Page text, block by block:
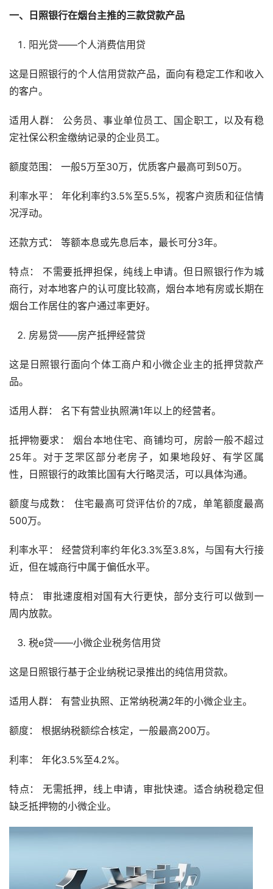
一、日照银行在烟台主推的三款贷款产品
阳光贷——个人消费信用贷
这是日照银行的个人信用贷款产品，面向有稳定工作和收入
的客户。
适用人群： 公务员、事业单位员工、国企职工，以及有稳
定社保公积金缴纳记录的企业员工。
额度范围： 一般5万至30万，优质客户最高可到50万。
利率水平： 年化利率约3.5%至5.5%，视客户资质和征信情
况浮动。
还款方式： 等额本息或先息后本，最长可分3年。
特点： 不需要抵押担保，纯线上申请。但日照银行作为城
商行，对本地客户的认可度比较高，烟台本地有房或长期在
烟台工作居住的客户通过率更好。
房易贷——房产抵押经营贷
这是日照银行面向个体工商户和小微企业主的抵押贷款产
品。
适用人群： 名下有营业执照满1年以上的经营者。
抵押物要求： 烟台本地住宅、商铺均可，房龄一般不超过
25年。对于芝罘区部分老房子，如果地段好、有学区属
性，日照银行的政策比国有大行略灵活，可以具体沟通。
额度与成数： 住宅最高可贷评估价的7成，单笔额度最高
500万。
利率水平： 经营贷利率约年化3.3%至3.8%，与国有大行接
近，但在城商行中属于偏低水平。
特点： 审批速度相对国有大行更快，部分支行可以做到一
周内放款。
税e贷——小微企业税务信用贷
这是日照银行基于企业纳税记录推出的纯信用贷款。
适用人群： 有营业执照、正常纳税满2年的小微企业主。
额度： 根据纳税额综合核定，一般最高200万。
利率： 年化3.5%至4.2%。
特点： 无需抵押，线上申请，审批快速。适合纳税稳定但
缺乏抵押物的小微企业。